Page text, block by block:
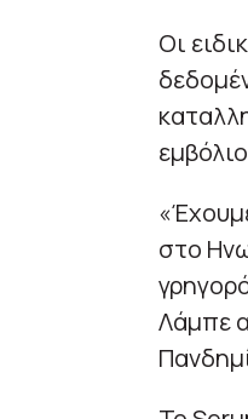
Οι
στο
Λάμπε